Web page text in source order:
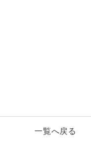
一覧へ戻る